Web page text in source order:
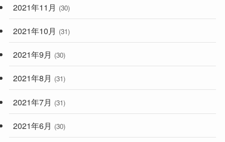
2021年11月 (30)
2021年10月 (31)
2021年9月 (30)
2021年8月 (31)
2021年7月 (31)
2021年6月 (30)